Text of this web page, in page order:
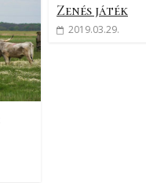
Zenés játék
2019.03.29.